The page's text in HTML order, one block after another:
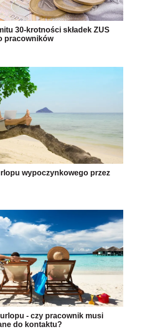
30-krotności składek ZUS
pracowników
wypoczynkowego przez
urlopu - czy pracownik musi
do kontaktu?